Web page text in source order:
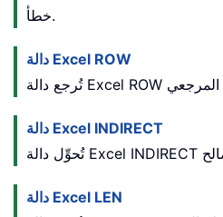
خطأ.
دالة Excel ROW
دالة Excel INDIRECT
دالة Excel LEN